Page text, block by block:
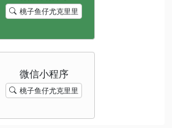
桃子鱼仔尤克里里
桃子鱼仔尤克里里